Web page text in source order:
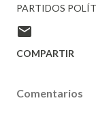
PARTIDOS
COMPARTIR
Comentarios